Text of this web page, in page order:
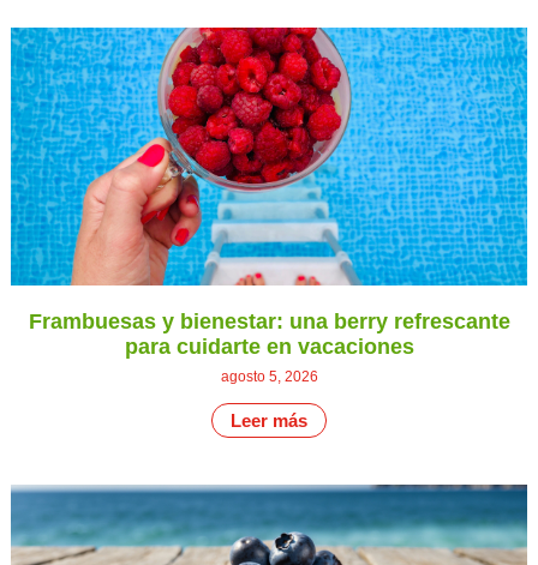
Frambuesas y bienestar: una berry refrescante
para cuidarte en vacaciones
agosto 5, 2026
Leer más